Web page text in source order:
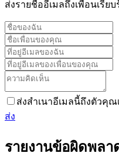
ส่งรายชื่ออีเมลถึงเพื่อนเรีย
ส่งสำเนาอีเมลนี้ถึงตัวคุณ
ส่ง
รายงานข้อผิดพลา